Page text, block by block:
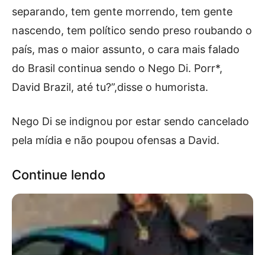
separando, tem gente morrendo, tem gente
nascendo, tem político sendo preso roubando o
país, mas o maior assunto, o cara mais falado
do Brasil continua sendo o Nego Di. Porr*,
David Brazil, até tu?”,disse o humorista.
Nego Di se indignou por estar sendo cancelado
pela mídia e não poupou ofensas a David.
Continue lendo